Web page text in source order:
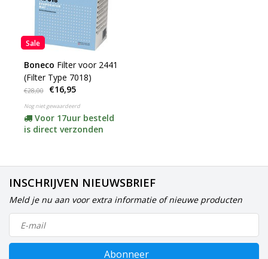
Sale
Boneco Filter voor 2441
(Filter Type 7018)
€28,00 €16,95
Nog niet gewaardeerd
Voor 17uur besteld
is direct verzonden
INSCHRIJVEN NIEUWSBRIEF
Meld je nu aan voor extra informatie of nieuwe producten
Abonneer